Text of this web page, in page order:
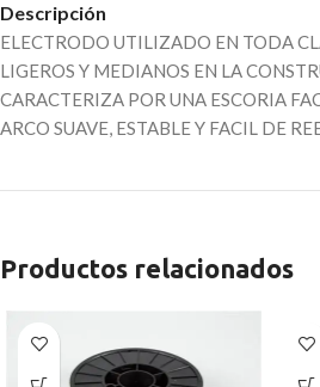
Descripción
ELECTRODO UTILIZADO EN TODA
LIGEROS Y MEDIANOS EN LA
CARACTERIZA POR UNA ESCORIA
ARCO SUAVE, ESTABLE Y FACIL DE
Productos relacionados